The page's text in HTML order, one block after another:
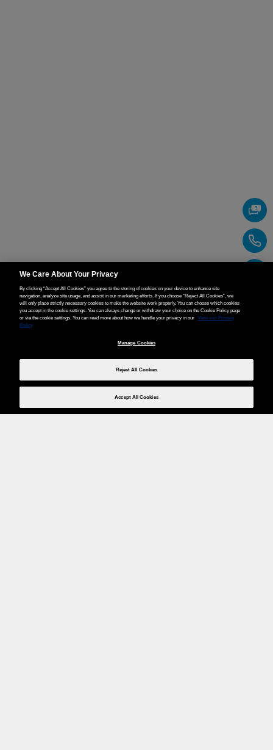
We Care About Your Privacy
By clicking “Accept All Cookies” you agree to the storing of cookies on your device to enhance site
navigation, analyze site usage, and assist in our marketing efforts. If you choose “Reject All Cookies”, we
will only place strictly necessary cookies to make the website work properly. You can choose which cookies
you accept in the cookie settings. You can always change or withdraw your choice on the Cookie Policy page
or via the cookie settings. You can read more about how we handle your privacy in our
View our Privacy
Policy
Manage Cookies
Reject All Cookies
Accept All Cookies